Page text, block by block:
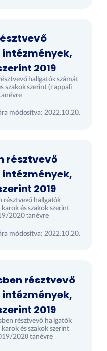
2019
hallgatók számát
szakok szerint (nappali
módosítva: 2022.10.20.
résztvevő
2019
résztvevő hallgatók
és szakok szerint
2020 tanévre
módosítva: 2022.10.20.
résztvevő
2019
résztvevő hallgatók
és szakok szerint
2020 tanévre